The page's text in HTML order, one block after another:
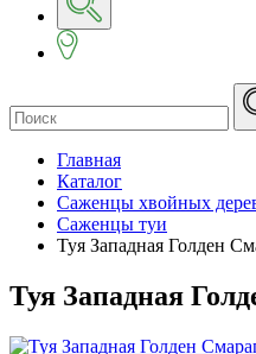
Главная
Каталог
Саженцы хвойных
Саженцы туи
Туя Западная Голден
Туя Западная